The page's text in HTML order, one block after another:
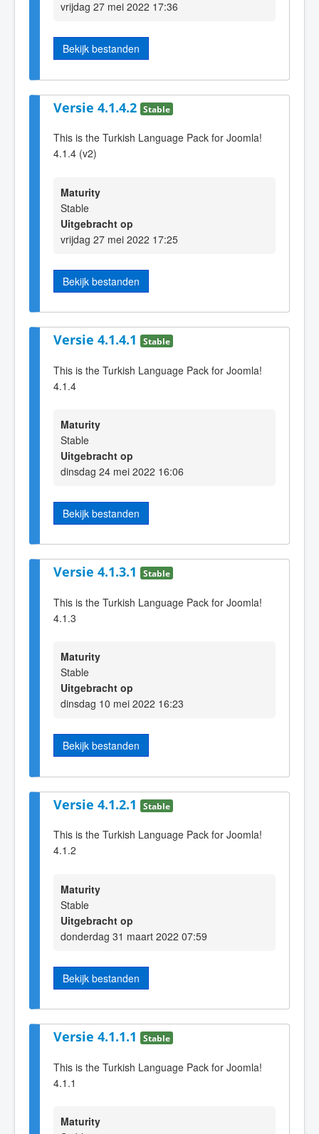
vrijdag 27 mei 2022 17:36
Bekijk bestanden
Versie 4.1.4.2 Stable
This is the Turkish Language Pack for Joomla!
4.1.4 (v2)
Maturity
Stable
Uitgebracht op
vrijdag 27 mei 2022 17:25
Bekijk bestanden
Versie 4.1.4.1 Stable
This is the Turkish Language Pack for Joomla!
4.1.4
Maturity
Stable
Uitgebracht op
dinsdag 24 mei 2022 16:06
Bekijk bestanden
Versie 4.1.3.1 Stable
This is the Turkish Language Pack for Joomla!
4.1.3
Maturity
Stable
Uitgebracht op
dinsdag 10 mei 2022 16:23
Bekijk bestanden
Versie 4.1.2.1 Stable
This is the Turkish Language Pack for Joomla!
4.1.2
Maturity
Stable
Uitgebracht op
donderdag 31 maart 2022 07:59
Bekijk bestanden
Versie 4.1.1.1 Stable
This is the Turkish Language Pack for Joomla!
4.1.1
Maturity